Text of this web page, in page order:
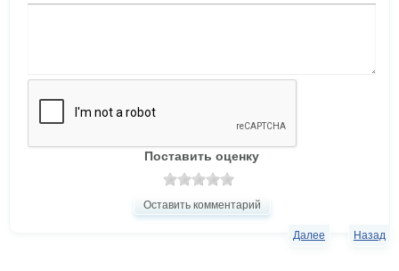
Поставить оценку
Оставить комментарий
Назад
Далее